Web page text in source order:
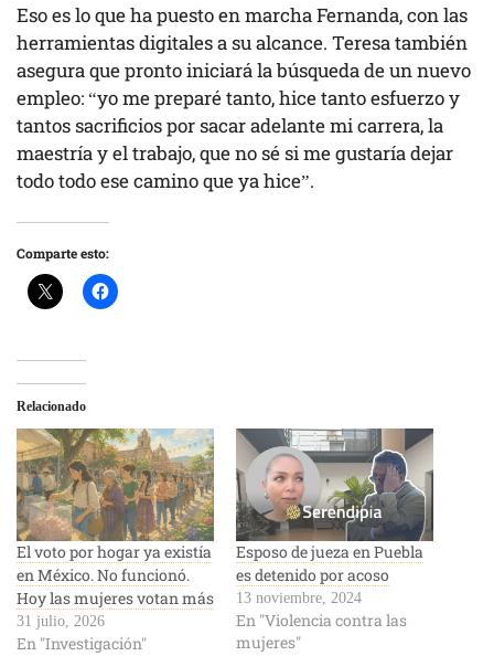
Eso es lo que ha puesto en marcha Fernanda, con las
herramientas digitales a su alcance. Teresa también
asegura que pronto iniciará la búsqueda de un nuevo
empleo: “yo me preparé tanto, hice tanto esfuerzo y
tantos sacrificios por sacar adelante mi carrera, la
maestría y el trabajo, que no sé si me gustaría dejar
todo todo ese camino que ya hice”.
Comparte esto:
Relacionado
El voto por hogar ya existía
en México. No funcionó.
Hoy las mujeres votan más
31 julio, 2026
En "Investigación"
Esposo de jueza en Puebla
es detenido por acoso
13 noviembre, 2024
En "Violencia contra las
mujeres"